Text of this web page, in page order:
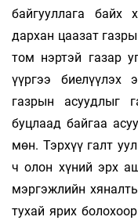
байгууллага байх
дархан цаазат
том нэртэй газар
үүргээ
газрын асуудлыг
буцлаад байгаа
мөн. Тэрхүү галт
ч олон хүний эрх
мэргэжлийн
тухай ярих